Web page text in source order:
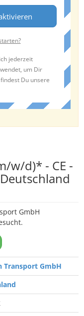
jederzeit
um Dir
Du unsere
w/d)* - CE -
GmbH
Transport GmbH